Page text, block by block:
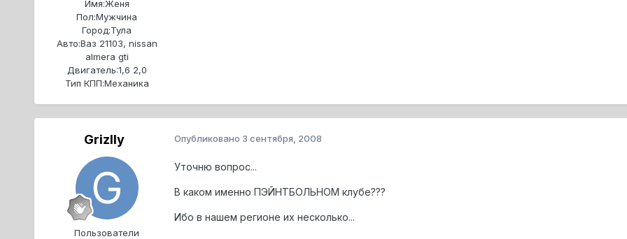
Имя:Женя
Пол:Мужчина
Город:Тула
Авто:Ваз 21103, nissan
almera gti
Двигатель:1,6 2,0
Тип КПП:Механика
Grizlly
Пользователи
Опубликовано 3 сентября, 2008
Уточню вопрос...
В каком именно ПЭЙНТБОЛЬНОМ клубе???
Ибо в нашем регионе их несколько...